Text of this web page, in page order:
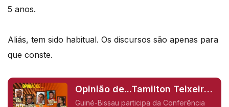
5 anos.
Aliás, tem sido habitual. Os discursos são apenas para
que conste.
Opinião de...Tamilton Teixeira
(Guiné-Bissau),
Guiné-Bissau participa da Conferência